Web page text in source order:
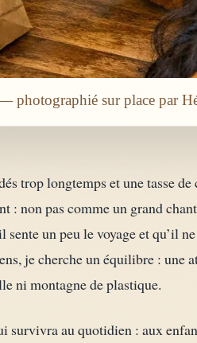
photographié sur place par
trop longtemps et une tasse
: non pas comme un grand
un peu le voyage et qu’il
je cherche un équilibre : une
ni montagne de plastique.
survivra au quotidien : aux